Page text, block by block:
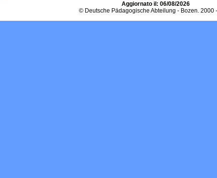
Aggiornato il: 06/08/2026
© Deutsche Pädagogische Abteilung - Bozen. 2000